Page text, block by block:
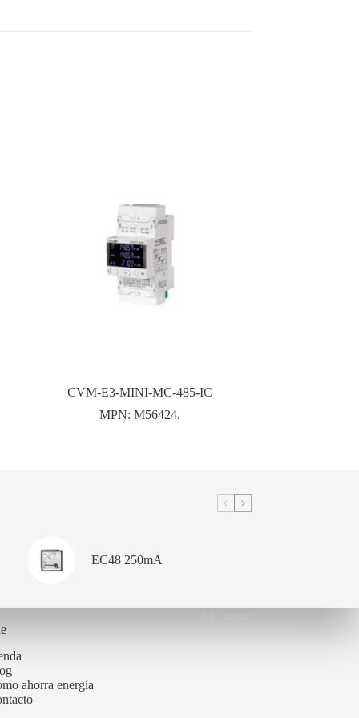
CVM-E3-MINI-MC-485-IC
MPN:M56424.
EC48 250mA
ahorra energía